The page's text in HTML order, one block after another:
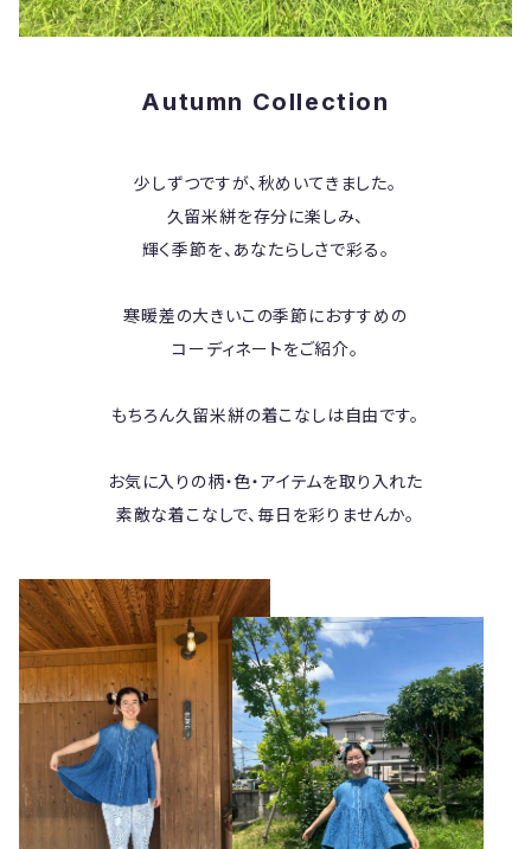
Autumn Collection
少しずつですが、秋めいてきました。
久留米絣を存分に楽しみ、
輝く季節を、あなたらしさで彩る。
寒暖差の大きいこの季節におすすめの
コーディネートをご紹介。
もちろん久留米絣の着こなしは自由です。
お気に入りの柄・色・アイテムを取り入れた
素敵な着こなしで、毎日を彩りませんか。